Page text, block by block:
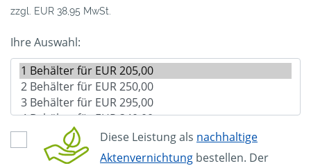
zzgl. EUR 38,95 MwSt.
Ihre Auswahl:
Diese Leistung als nachhaltige
Aktenvernichtung bestellen. Der